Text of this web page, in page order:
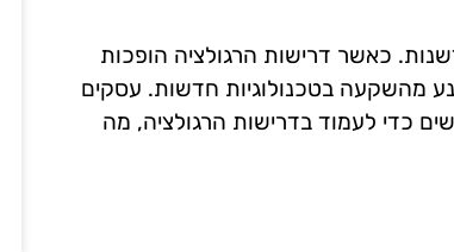
כאשר דרישות הרגולציה הופכות
מהשקעה בטכנולוגיות חדשות. עסקים
כדי לעמוד בדרישות הרגולציה, מה